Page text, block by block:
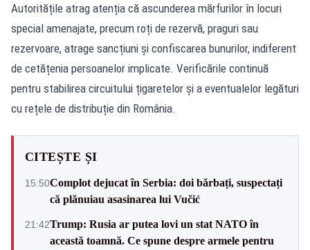
Autoritățile atrag atenția că ascunderea mărfurilor în locuri
special amenajate, precum roți de rezervă, praguri sau
rezervoare, atrage sancțiuni și confiscarea bunurilor, indiferent
de cetățenia persoanelor implicate. Verificările continuă
pentru stabilirea circuitului țigaretelor și a eventualelor legături
cu rețele de distribuție din România.
CITEȘTE ȘI
15:50Complot dejucat în Serbia: doi bărbați, suspectați
că plănuiau asasinarea lui Vučić
21:42Trump: Rusia ar putea lovi un stat NATO în
această toamnă. Ce spune despre armele pentru